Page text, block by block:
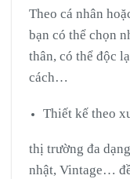
Theo cá nhân
bạn có thể chọn
thân, có thể độc
cách…
Thiết kế theo
thị trường đa
nhật, Vintage…